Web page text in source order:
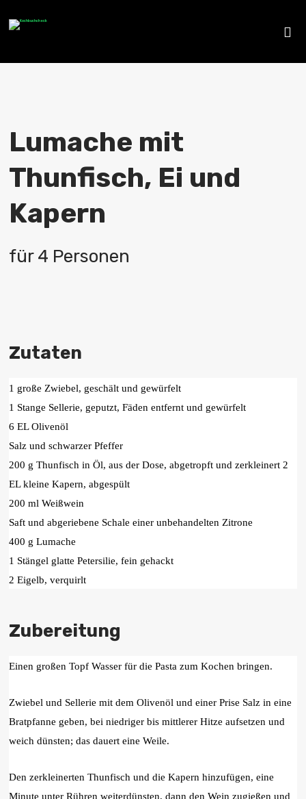
Lumache mit
Thunfisch, Ei und
Kapern
für 4 Personen
Zutaten
1 große Zwiebel, geschält und gewürfelt
1 Stange Sellerie, geputzt, Fäden entfernt und gewürfelt
6 EL Olivenöl
Salz und schwarzer Pfeffer
200 g Thunfisch in Öl, aus der Dose, abgetropft und zerkleinert 2
EL kleine Kapern, abgespült
200 ml Weißwein
Saft und abgeriebene Schale einer unbehandelten Zitrone
400 g Lumache
1 Stängel glatte Petersilie, fein gehackt
2 Eigelb, verquirlt
Zubereitung
Einen großen Topf Wasser für die Pasta zum Kochen bringen.
Zwiebel und Sellerie mit dem Olivenöl und einer Prise Salz in eine
Bratpfanne geben, bei niedriger bis mittlerer Hitze aufsetzen und
weich dünsten; das dauert eine Weile.
Den zerkleinerten Thunfisch und die Kapern hinzufügen, eine
Minute unter Rühren weiterdünsten, dann den Wein zugießen und